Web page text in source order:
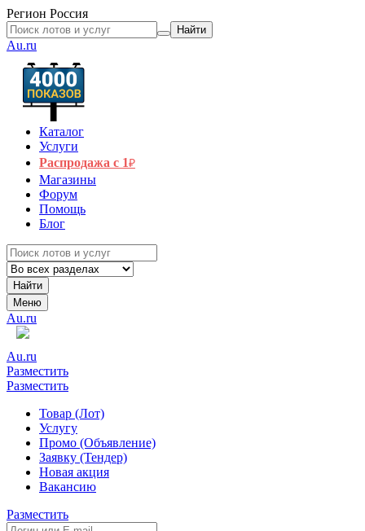
Регион Россия
Найти
Au.ru
Каталог
Услуги
Распродажа с 1₽
Магазины
Форум
Помощь
Блог
Найти
Меню
Au.ru
Au.ru
Разместить
Разместить
Товар (Лот)
Услугу
Промо (Объявление)
Заявку (Тендер)
Новая акция
Вакансию
Разместить